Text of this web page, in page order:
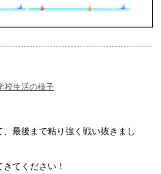
校生活の様子
最後まで粘り強く戦い抜きまし
てください！